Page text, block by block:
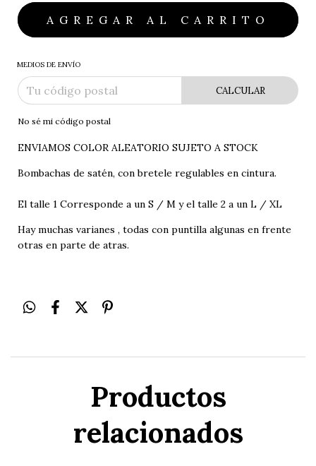
MEDIOS DE ENVÍO
CALCULAR
No sé mi código postal
ENVIAMOS COLOR ALEATORIO SUJETO A STOCK
Bombachas de satén, con bretele regulables en cintura.
El talle 1 Corresponde a un S / M y el talle 2 a un L / XL
Hay muchas varianes , todas con puntilla algunas en frente
otras en parte de atras.
Productos
relacionados